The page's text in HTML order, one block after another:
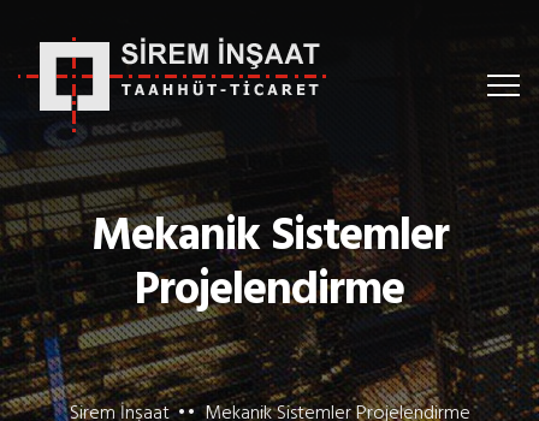
Mekanik Sistemler
Projelendirme
Sirem İnşaat Mekanik Sistemler Projelendirme